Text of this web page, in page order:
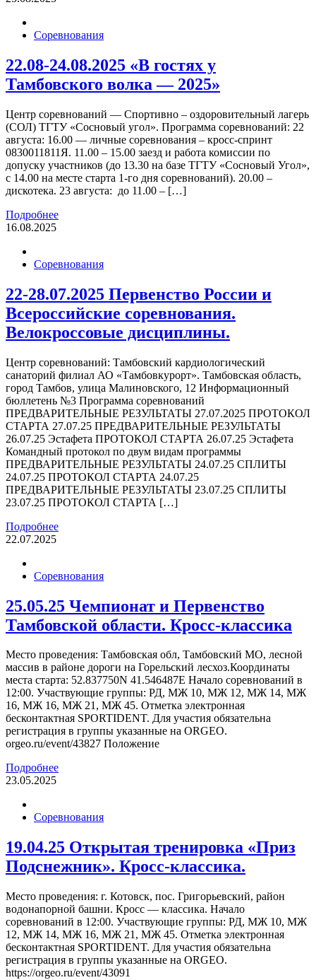
Соревнования
22.08-24.08.2025 «В гостях у
Тамбовского волка — 2025»
Центр соревнований — Спортивно – оздоровительный лагерь
(СОЛ) ТГТУ «Сосновый угол». Программа соревнований: 22
августа: 16.00 — личные соревнования – кросс-спринт
0830011811Я. 11.00 – 15.00 заезд и работа комиссии по
допуску участников (до 13.30 на базе ТГТУ «Сосновый Угол»,
с 14.00 на месте старта 1-го дня соревнований). 20.00 –
дискотека. 23 августа: до 11.00 – […]
Подробнее
16.08.2025
Соревнования
22-28.07.2025 Первенство России и
Всероссийские соревнования.
Велокроссовые дисциплины.
Центр соревнований: Тамбовский кардиологический
санаторий филиал АО «Тамбовкурорт». Тамбовская область,
город Тамбов, улица Малиновского, 12 Информационный
бюллетень №3 Программа соревнований
ПРЕДВАРИТЕЛЬНЫЕ РЕЗУЛЬТАТЫ 27.07.2025 ПРОТОКОЛ
СТАРТА 27.07.25 ПРЕДВАРИТЕЛЬНЫЕ РЕЗУЛЬТАТЫ
26.07.25 Эстафета ПРОТОКОЛ СТАРТА 26.07.25 Эстафета
Командный протокол по двум видам программы
ПРЕДВАРИТЕЛЬНЫЕ РЕЗУЛЬТАТЫ 24.07.25 СПЛИТЫ
24.07.25 ПРОТОКОЛ СТАРТА 24.07.25
ПРЕДВАРИТЕЛЬНЫЕ РЕЗУЛЬТАТЫ 23.07.25 СПЛИТЫ
23.07.25 ПРОТОКОЛ СТАРТА […]
Подробнее
22.07.2025
Соревнования
25.05.25 Чемпионат и Первенство
Тамбовской области. Кросс-классика
Место проведения: Тамбовская обл, Тамбовский МО, лесной
массив в районе дороги на Горельский лесхоз.Координаты
места старта: 52.837750N 41.546487E Начало соревнований в
12:00. Участвующие группы: РД, МЖ 10, МЖ 12, МЖ 14, МЖ
16, МЖ 16, МЖ 21, МЖ 45. Отметка электронная
бесконтактная SPORTIDENT. Для участия обязательна
регистрация в группы указанные на ORGEO.
orgeo.ru/event/43827 Положение
Подробнее
23.05.2025
Соревнования
19.04.25 Открытая тренировка «Приз
Подснежник». Кросс-классика.
Место проведения: г. Котовск, пос. Григорьевский, район
водонапорной башни. Кросс — классика. Начало
соревнований в 12:00. Участвующие группы: РД, МЖ 10, МЖ
12, МЖ 14, МЖ 16, МЖ 21, МЖ 45. Отметка электронная
бесконтактная SPORTIDENT. Для участия обязательна
регистрация в группы указанные на ORGEO.
https://orgeo.ru/event/43091